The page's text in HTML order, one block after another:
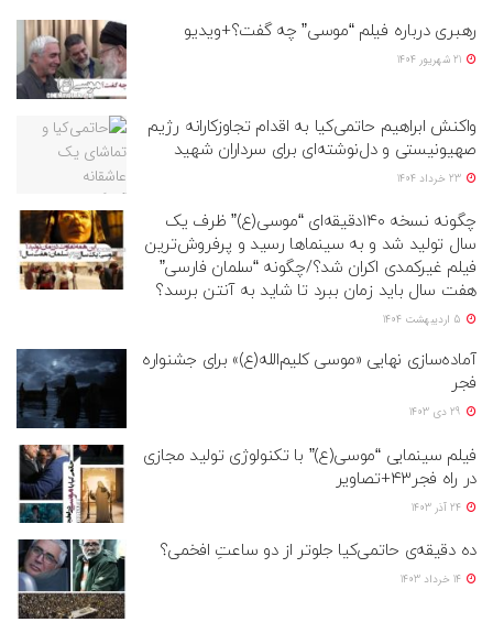
رهبری درباره فیلم “موسی” چه گفت؟+ویدیو
واکنش ابراهیم حاتمی‌کیا به اقدام تجاوزکارانه رژیم
صهیونیستی و دل‌نوشته‌ای برای سرداران شهید
چگونه نسخه ۱۴۰دقیقه‌ای “موسی(ع)” ظرف یک
سال تولید شد و به سینماها رسید و پرفروش‌ترین
فیلم غیرکمدی اکران شد؟/چگونه “سلمان فارسی”
هفت سال باید زمان ببرد تا شاید به آنتن برسد؟
آماده‌سازی نهایی «موسی کلیم‌الله(ع)» برای جشنواره
فجر
فیلم سینمایی “موسی(ع)” با تکنولوژی تولید مجازی
در راه فجر۴۳+تصاویر
ده دقیقه‌ی حاتمی‌کیا جلوتر از دو ساعتِ افخمی؟